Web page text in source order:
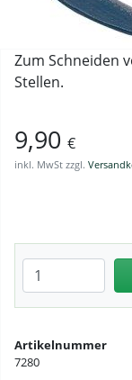
Zum Schneiden
Stellen.
9,90 €
inkl. MwSt zzgl.
Anzahl eingeben
Artikelnummer
7280